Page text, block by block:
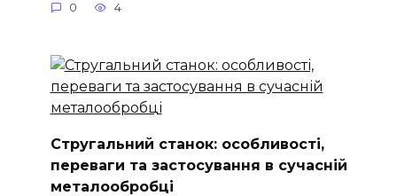
0 4
Стругальний станок: особливості,
переваги та застосування в сучасній
металообробці